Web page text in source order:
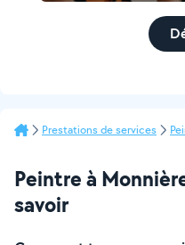
Prestations de services
Peintre à
savoir